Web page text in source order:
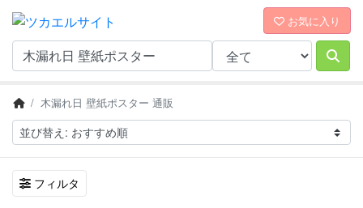
お気に入り
木漏れ日 壁紙ポスター 通販
フィルタ